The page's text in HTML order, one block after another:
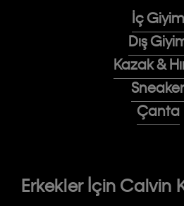
İç Giyim
Dış
Kazak &
Sneaker
Çanta
Erkekler İçin Calvin